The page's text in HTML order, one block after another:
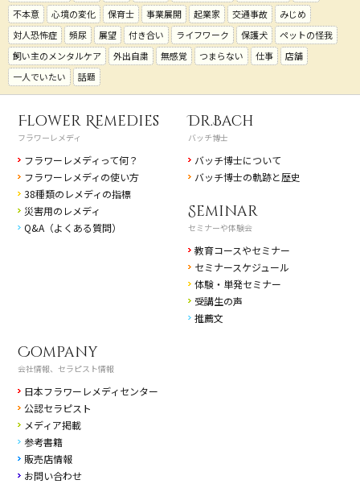
不本意
心境の変化 保育士 事業展開 起業家 交通事故
みじめ
対人恐怖症
頻尿 展望 付き合い ライフワーク 保護犬
ペットの怪我
飼い主のメンタルケア
外出自粛 無感覚 つまらない 仕事
店舗
一人でいたい
話題
Flower Remedies
フラワーレメディ
フラワーレメディって何？
フラワーレメディの使い方
38種類のレメディの指標
災害用のレメディ
Q&A（よくある質問）
Dr.Bach
バッチ博士
バッチ博士について
バッチ博士の軌跡と歴史
Seminar
セミナーや体験会
教育コースやセミナー
セミナースケジュール
体験・単発セミナー
受講生の声
推薦文
Company
会社情報、セラピスト情報
日本フラワーレメディセンター
公認セラピスト
メディア掲載
参考書籍
販売店情報
お問い合わせ